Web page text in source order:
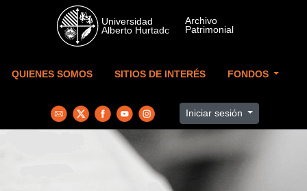
Skip to main content
QUIENES SOMOS SITIOS DE INTERÉS FONDOS
Iniciar sesión